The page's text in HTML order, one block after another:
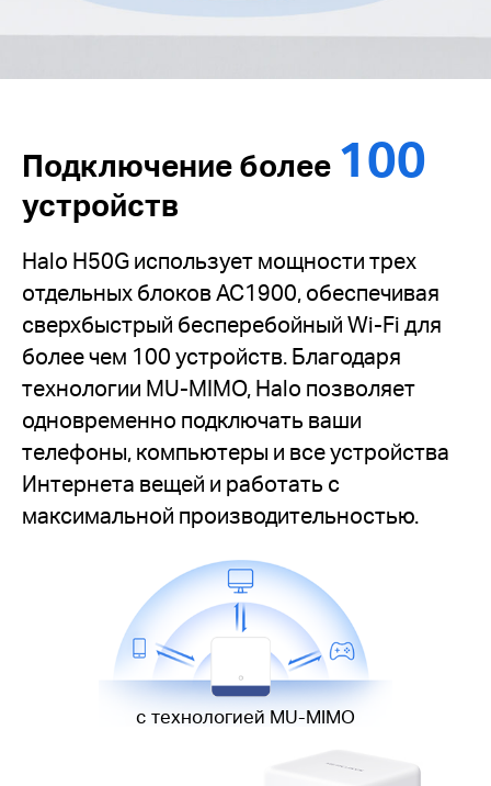
Подключение более 100
устройств
Halo H50G использует мощности трех
отдельных блоков AC1900, обеспечивая
сверхбыстрый бесперебойный Wi-Fi для
более чем 100 устройств. Благодаря
технологии MU-MIMO, Halo позволяет
одновременно подключать ваши
телефоны, компьютеры и все устройства
Интернета вещей и работать с
максимальной производительностью.
с технологией MU-MIMO